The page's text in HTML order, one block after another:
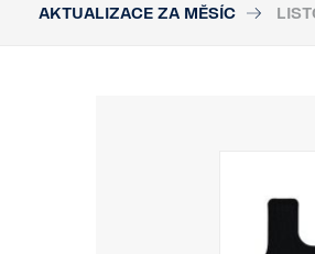
AKTUALIZACE ZA MĚSÍC